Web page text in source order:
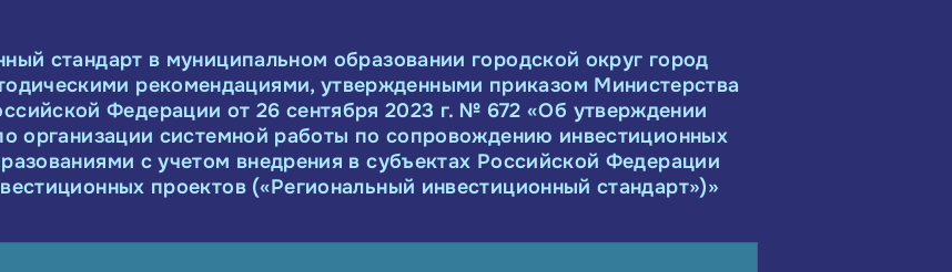
стандарт в муниципальном образовании городской округ город
рекомендациями, утвержденными приказом Министерства
Федерации от 26 сентября 2023 г. № 672 «Об утверждении
организации системной работы по сопровождению инвестиционных
с учетом внедрения в субъектах Российской Федерации
проектов («Региональный инвестиционный стандарт»)»